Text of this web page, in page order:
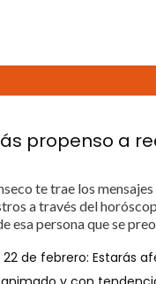
propenso a
te trae los
a través del
esa persona que se
de febrero: Estarás